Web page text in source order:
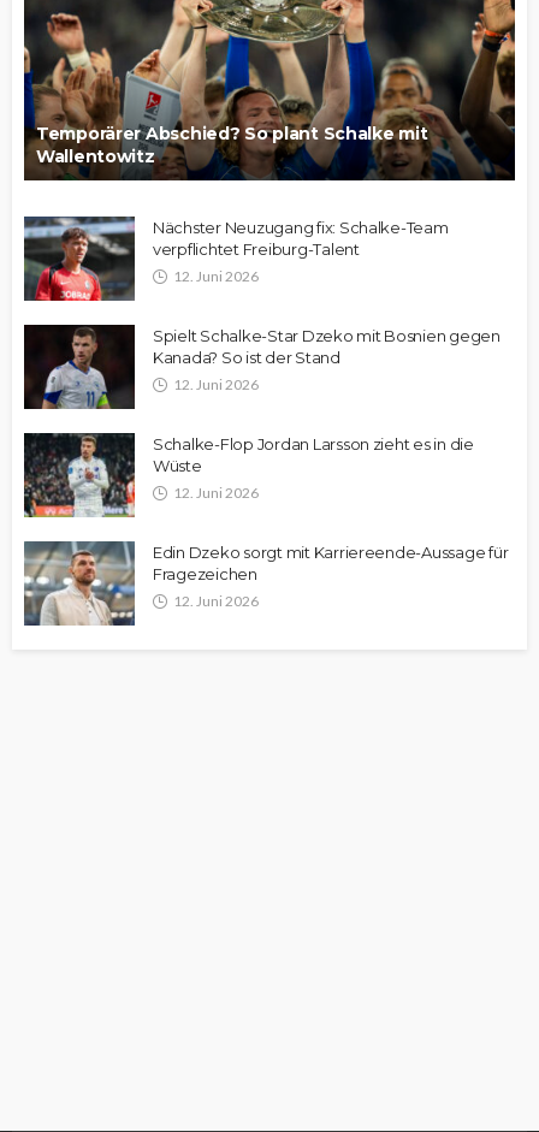
Temporärer Abschied? So plant Schalke mit
Wallentowitz
Nächster Neuzugang fix: Schalke-Team
verpflichtet Freiburg-Talent
12. Juni 2026
Spielt Schalke-Star Dzeko mit Bosnien gegen
Kanada? So ist der Stand
12. Juni 2026
Schalke-Flop Jordan Larsson zieht es in die
Wüste
12. Juni 2026
Edin Dzeko sorgt mit Karriereende-Aussage für
Fragezeichen
12. Juni 2026